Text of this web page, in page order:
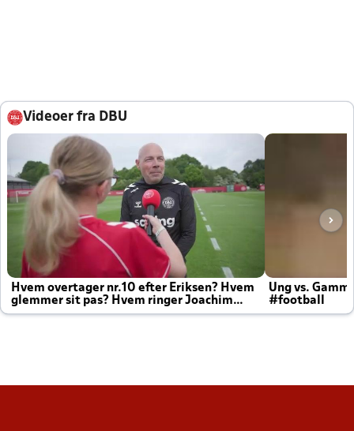
Videoer fra DBU
Hvem overtager nr.10 efter Eriksen? Hvem
glemmer sit pas? Hvem ringer Joachim
altid til efter kampe?
Ung vs.
#football